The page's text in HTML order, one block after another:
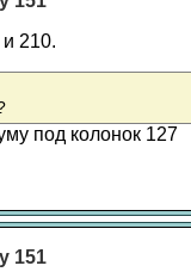
210.
под колонок 127
151